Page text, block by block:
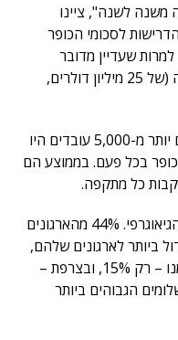
משנה לשנה", ציינו
לסכומי הכופר
שעדיין מדובר
באירוע נדיר יותר, התשלום הגדול הזה (של 25 מיליון דולרים,
עוד עלה מהמחקר, כי ארגונים המונים יותר מ-5,000 עובדים היו
בכל פעם. בממוצע הם
כל מתקפה.
רמת האיום של הכופרות שונה בממד הגיאוגרפי. 44% מהארגונים
ביותר לארגונים שלהם,
בעוד שבארה"ב הנתון היה כשליש ממנו – רק 15%, ובצרפת –
הגבוהים ביותר